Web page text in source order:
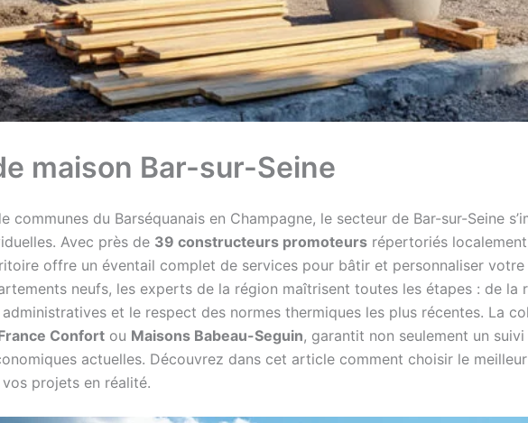
maison Bar-sur-Seine
du Barséquanais en Champagne, le secteur de Bar-sur-Seine
Avec près de 39 constructeurs promoteurs répertoriés
offre un éventail complet de services pour bâtir et personnaliser votre
neufs, les experts de la région maîtrisent toutes les étapes : de
et le respect des normes thermiques les plus récentes. La
Confort ou Maisons Babeau-Seguin, garantit non seulement un
actuelles. Découvrez dans cet article comment choisir le
projets en réalité.